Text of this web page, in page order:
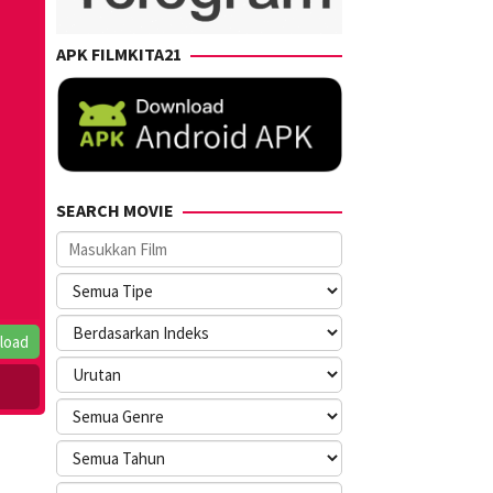
APK FILMKITA21
SEARCH MOVIE